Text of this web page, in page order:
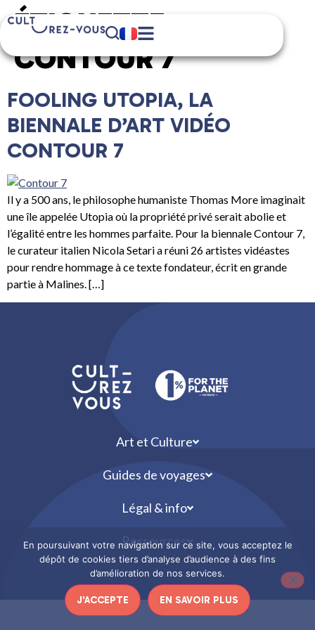
ÉTIQUETTE :
CONTOUR 7
FOOLING UTOPIA, LA
BIENNALE D’ART VIDÉO
CONTOUR 7
Il y a 500 ans, le philosophe humaniste Thomas More imaginait
une île appelée Utopia où la propriété privé serait abolie et
l’égalité entre les hommes parfaite. Pour la biennale Contour 7,
le curateur italien Nicola Setari a réuni 26 artistes vidéastes
pour rendre hommage à ce texte fondateur, écrit en grande
partie à Malines. […]
Art et Culture
Guides de voyages
Légal & info
Ressources
En poursuivant votre navigation sur ce site, vous acceptez le
dépôt de cookies tiers d’analyse d’audience à des fins
d’amélioration de nos services.
J'ACCEPTE EN SAVOIR PLUS